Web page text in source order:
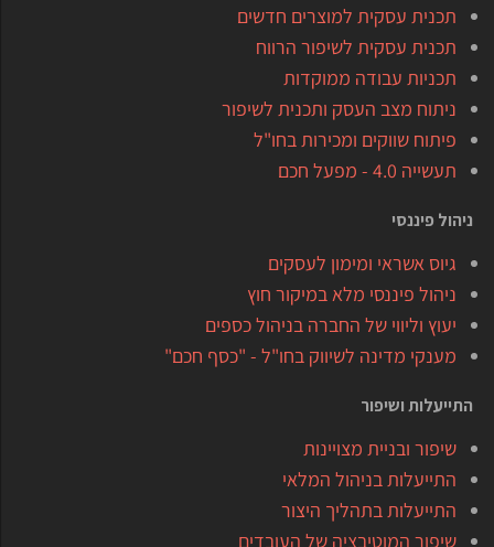
תכנית עסקית למוצרים חדשים
תכנית עסקית לשיפור הרווח
תכניות עבודה ממוקדות
ניתוח מצב העסק ותכנית לשיפור
פיתוח שווקים ומכירות בחו"ל
תעשייה 4.0 - מפעל חכם
ניהול פיננסי
גיוס אשראי ומימון לעסקים
ניהול פיננסי מלא במיקור חוץ
יעוץ וליווי של החברה בניהול כספים
מענקי מדינה לשיווק בחו"ל - "כסף חכם"
התייעלות ושיפור
שיפור ובניית מצויינות
התייעלות בניהול המלאי
התייעלות בתהליך היצור
שיפור המוטיבציה של העובדים